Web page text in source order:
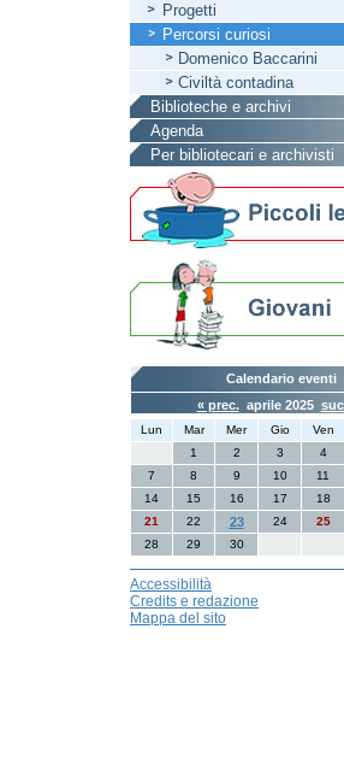
Progetti
Percorsi curiosi
Domenico Baccarini
Civiltà contadina
Biblioteche e archivi
Agenda
Per bibliotecari e archivisti
Calendario eventi
« prec.aprile 2025
Lun Mar Mer Gio Ven
1
2 3 4
7
8 9 10 11
14
15 16 17 18
21
22 23 24 25
28
29 30
Accessibilità
Credits e redazione
Mappa del sito